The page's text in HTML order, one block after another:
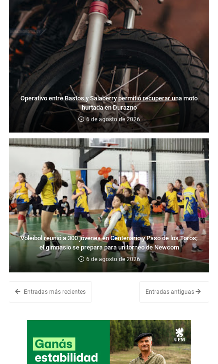
Operativo entre Bastos y Salaberry permitió recuperar una moto
hurtada en Durazno
6 de agosto de 2026
Voleibol reunió a 300 jóvenes en Centenario y Paso de los Toros;
el gimnasio se prepara para un torneo de Newcom
6 de agosto de 2026
Entradas más recientes Entradas antiguas